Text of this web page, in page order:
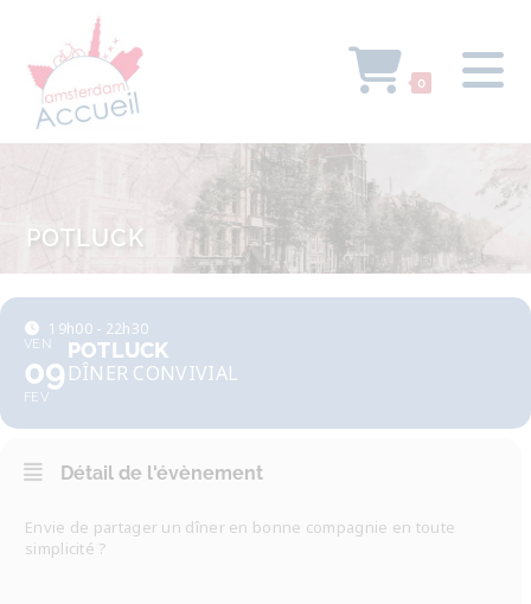
0
POTLUCK
19h00 - 22h30
VEN
09
FEV
POTLUCK
DÎNER CONVIVIAL
Détail de l'évènement
Envie de partager un dîner en bonne compagnie en toute
simplicité ?